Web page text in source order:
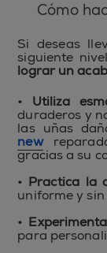
Cómo
Si deseas
siguiente
lograr un
• Utiliza
duraderos y
las uñas
new
gracias a su
• Practica la
uniforme y
•
para